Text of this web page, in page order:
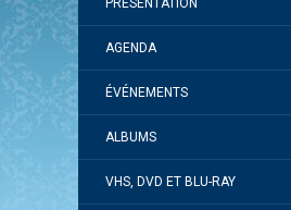
PRÉSENTATION
AGENDA
ÉVÉNEMENTS
ALBUMS
VHS, DVD ET BLU-RAY